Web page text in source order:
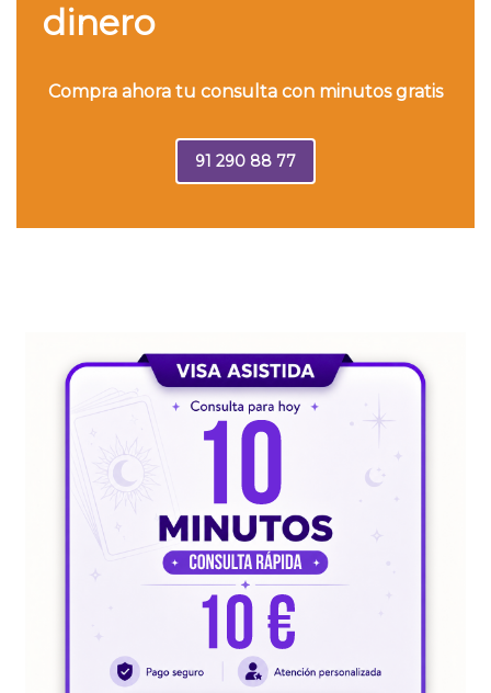
dinero
Compra ahora tu consulta con minutos gratis
91 290 88 77